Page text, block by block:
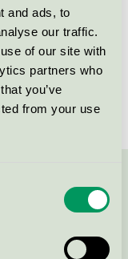
and ads, to
our traffic.
of our site with
partners who
you’ve
from your use
1 l
med
via formuläret: